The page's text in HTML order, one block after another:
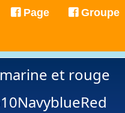
Groupe
Page
et rouge